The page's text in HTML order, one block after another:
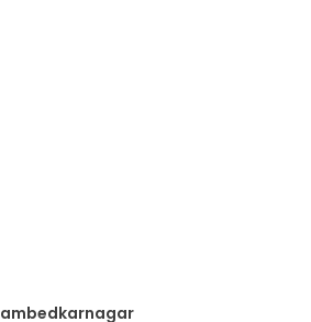
ambedkarnagar